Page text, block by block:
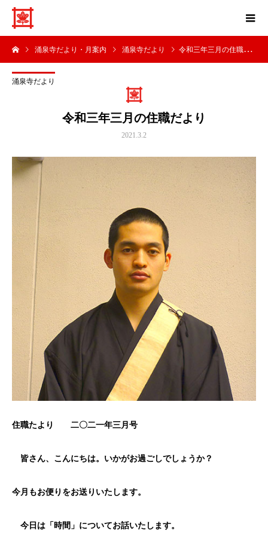
涌泉寺だより・月案内 涌泉寺だより 令和三年三月の住職だより
涌泉寺だより
令和三年三月の住職だより
2021.3.2
住職たより 二〇二一年三月号
皆さん、こんにちは。いかがお過ごしでしょうか？
今月もお便りをお送りいたします。
今日は「時間」についてお話いたします。